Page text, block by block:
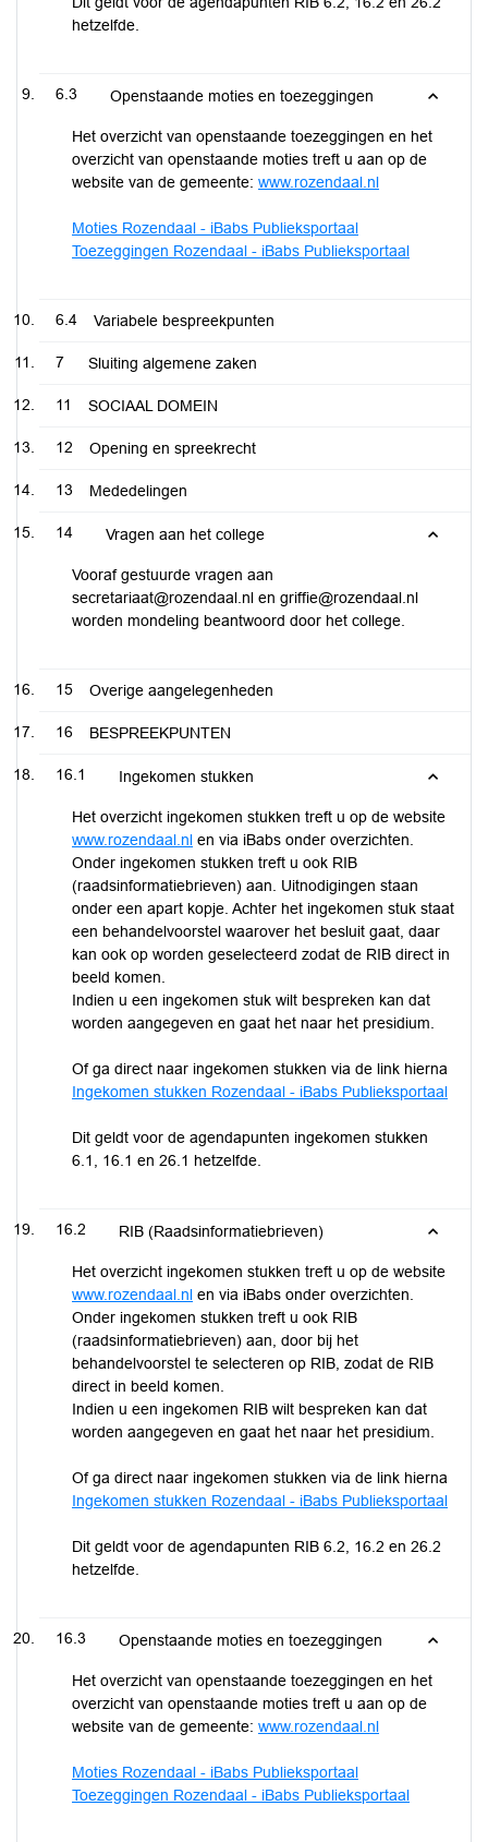
hetzelfde.
6.3 Openstaande moties en toezeggingen
Het overzicht van openstaande toezeggingen en het
overzicht van openstaande moties treft u aan op de
website van de gemeente: www.rozendaal.nl
Moties Rozendaal - iBabs Publieksportaal
Toezeggingen Rozendaal - iBabs Publieksportaal
6.4 Variabele bespreekpunten
7 Sluiting algemene zaken
11 SOCIAAL DOMEIN
12 Opening en spreekrecht
13 Mededelingen
14 Vragen aan het college
Vooraf gestuurde vragen aan
secretariaat@rozendaal.nl en griffie@rozendaal.nl
worden mondeling beantwoord door het college.
15 Overige aangelegenheden
16 BESPREEKPUNTEN
16.1 Ingekomen stukken
Het overzicht ingekomen stukken treft u op de website
www.rozendaal.nl en via iBabs onder overzichten.
Onder ingekomen stukken treft u ook RIB
(raadsinformatiebrieven) aan. Uitnodigingen staan
onder een apart kopje. Achter het ingekomen stuk staat
een behandelvoorstel waarover het besluit gaat, daar
kan ook op worden geselecteerd zodat de RIB direct in
beeld komen.
Indien u een ingekomen stuk wilt bespreken kan dat
worden aangegeven en gaat het naar het presidium.
Of ga direct naar ingekomen stukken via de link hierna
Ingekomen stukken Rozendaal - iBabs Publieksportaal
Dit geldt voor de agendapunten ingekomen stukken
6.1, 16.1 en 26.1 hetzelfde.
16.2 RIB (Raadsinformatiebrieven)
Het overzicht ingekomen stukken treft u op de website
www.rozendaal.nl en via iBabs onder overzichten.
Onder ingekomen stukken treft u ook RIB
(raadsinformatiebrieven) aan, door bij het
behandelvoorstel te selecteren op RIB, zodat de RIB
direct in beeld komen.
Indien u een ingekomen RIB wilt bespreken kan dat
worden aangegeven en gaat het naar het presidium.
Of ga direct naar ingekomen stukken via de link hierna
Ingekomen stukken Rozendaal - iBabs Publieksportaal
Dit geldt voor de agendapunten RIB 6.2, 16.2 en 26.2
hetzelfde.
16.3 Openstaande moties en toezeggingen
Het overzicht van openstaande toezeggingen en het
overzicht van openstaande moties treft u aan op de
website van de gemeente: www.rozendaal.nl
Moties Rozendaal - iBabs Publieksportaal
Toezeggingen Rozendaal - iBabs Publieksportaal